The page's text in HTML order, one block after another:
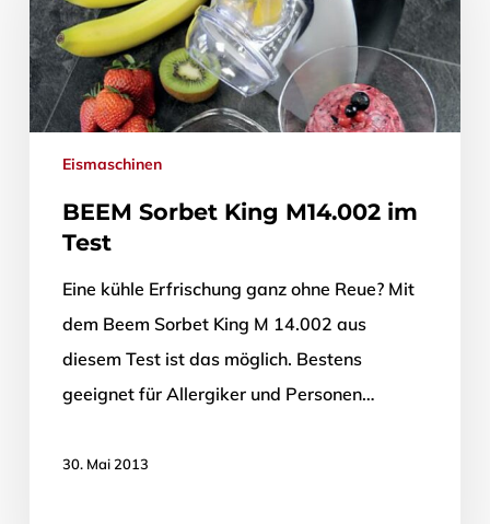
Eismaschinen
BEEM Sorbet King M14.002 im
Test
Eine kühle Erfrischung ganz ohne Reue? Mit
dem Beem Sorbet King M 14.002 aus
diesem Test ist das möglich. Bestens
geeignet für Allergiker und Personen…
30. Mai 2013